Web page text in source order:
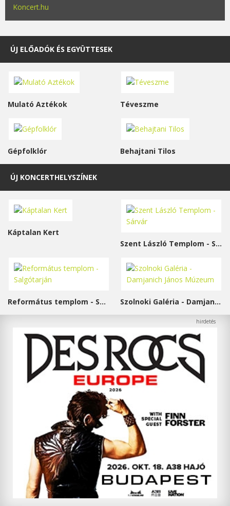
Koncert.hu
ÚJ ELŐADÓK ÉS EGYÜTTESEK
Mulató Aztékok Téveszme
Gépfolklór Behajtani Tilos
ÚJ KONCERTHELYSZÍNEK
Káptalan Kert
Szent László Templom - Sárvár
Református templom - Salgótarján Szolnoki Galéria - Damjanich János Múzeum